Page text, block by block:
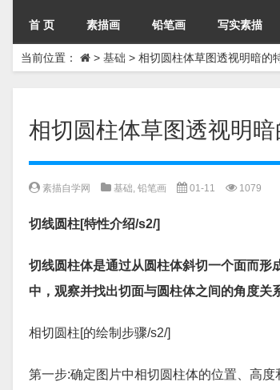
首 页 素描画 铅笔画 写实素描
当前位置： > 基础 > 相切圆柱体草图透视明暗的
相切圆柱体草图透视明
素描自学网 基础, 铅笔画 01-11 1079
切线圆柱[特性介绍/s2/]
切线圆柱体是通过从圆柱体斜切一个面而形
中，观察并找出切面与圆柱体之间的角度关
相切圆柱[的绘制步骤/s2/]
第一步:确定图片中相切圆柱体的位置、高